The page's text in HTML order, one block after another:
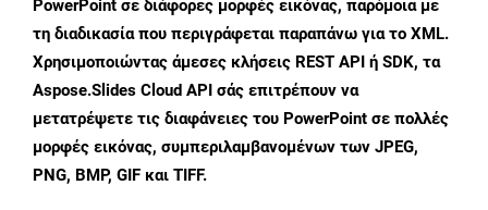
PowerPoint σε διάφορες μορφές εικόνας, παρόμοια με
τη διαδικασία που περιγράφεται παραπάνω για το XML.
Χρησιμοποιώντας άμεσες κλήσεις REST API ή SDK, τα
Aspose.Slides Cloud API σάς επιτρέπουν να
μετατρέψετε τις διαφάνειες του PowerPoint σε πολλές
μορφές εικόνας, συμπεριλαμβανομένων των JPEG,
PNG, BMP, GIF και TIFF.